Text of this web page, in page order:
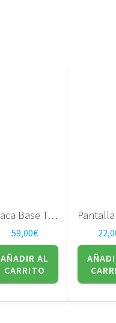
Placa Base Toshiba Satellite A300 serie DABL5SMB6E0
59,00€
AÑADIR AL
CARRITO